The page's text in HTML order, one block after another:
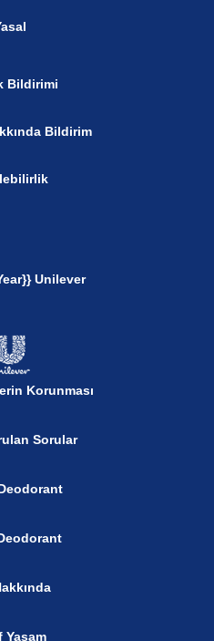
Bildirimi
Bildirim
Korunması
Sorular
Yaşam
Unilever